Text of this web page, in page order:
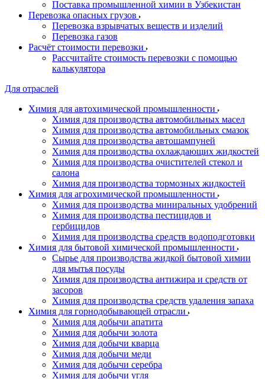
Поставка промышленной химии в Узбекистан
Перевозка опасных грузов
Перевозка взрывчатых веществ и изделий
Перевозка газов
Расчёт стоимости перевозки
Рассчитайте стоимость перевозки с помощью
калькулятора
Для отраслей
Химия для автохимической промышленности
Химия для производства автомобильных масел
Химия для производства автомобильных смазок
Химия для производства автошампуней
Химия для производства охлаждающих жидкостей
Химия для производства очистителей стекол и
салона
Химия для производства тормозных жидкостей
Химия для агрохимической промышленности
Химия для производства миниральных удобрений
Химия для производства пестицидов и
гербицидов
Химия для производства средств водоподготовки
Химия для бытовой химической промышленности
Сырье для производства жидкой бытовой химии
для мытья посуды
Химия для производства антижира и средств от
засоров
Химия для производства средств удаления запаха
Химия для горнодобывающей отрасли
Химия для добычи апатита
Химия для добычи золота
Химия для добычи кварца
Химия для добычи меди
Химия для добычи серебра
Химия для добычи угля